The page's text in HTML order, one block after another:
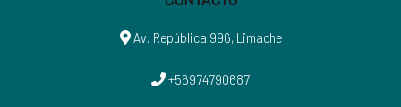
Av. República 996, Limache
+56974790687